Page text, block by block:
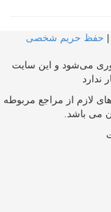
| حفظ حریم شخصی
می‌شود و این سایت
ندارد
لازم از مراجع مربوطه
می باشد.